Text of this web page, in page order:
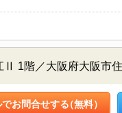
1階／大阪府大阪市
でお問合せする（無料）